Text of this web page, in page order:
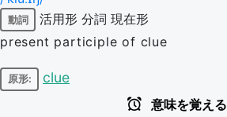
動詞 活用形 分詞 現在形
present participle of clue
原形: clue
意味を覚える